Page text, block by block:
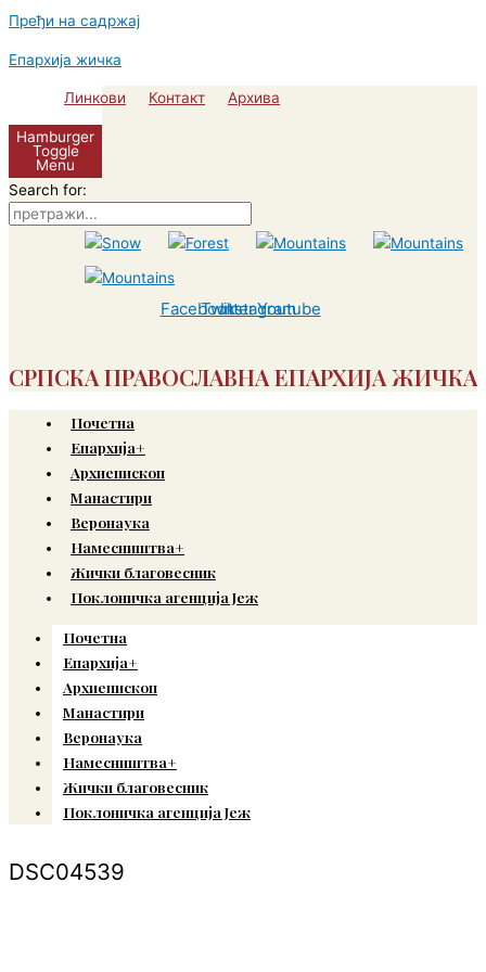
Пређи на садржај
Епархија жичка
Линкови Контакт Архива
Hamburger
Toggle
Menu
Search for:
Facebook
Twitter
Instagram
Youtube
СРПСКА ПРАВОСЛАВНА ЕПАРХИЈА ЖИЧКА
Почетна
Епархија+
Архиепископ
Манастири
Веронаука
Намесништва+
Жички благовесник
Поклоничка агенција Јеж
Почетна
Епархија+
Архиепископ
Манастири
Веронаука
Намесништва+
Жички благовесник
Поклоничка агенција Јеж
DSC04539